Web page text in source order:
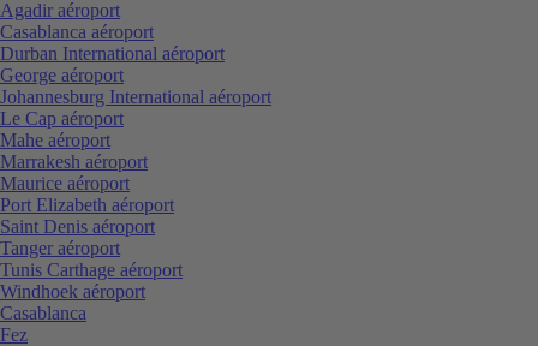
Agadir aéroport
Casablanca aéroport
Durban International aéroport
George aéroport
Johannesburg International aéroport
Le Cap aéroport
Mahe aéroport
Marrakesh aéroport
Maurice aéroport
Port Elizabeth aéroport
Saint Denis aéroport
Tanger aéroport
Tunis Carthage aéroport
Windhoek aéroport
Casablanca
Fez